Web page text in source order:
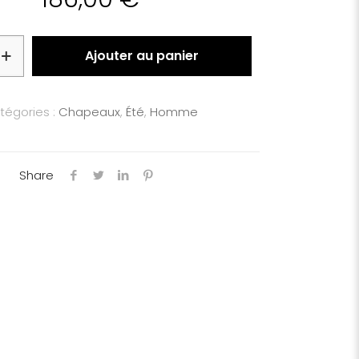
Ajouter au panier
: Chapeaux, Été, Homme
Share